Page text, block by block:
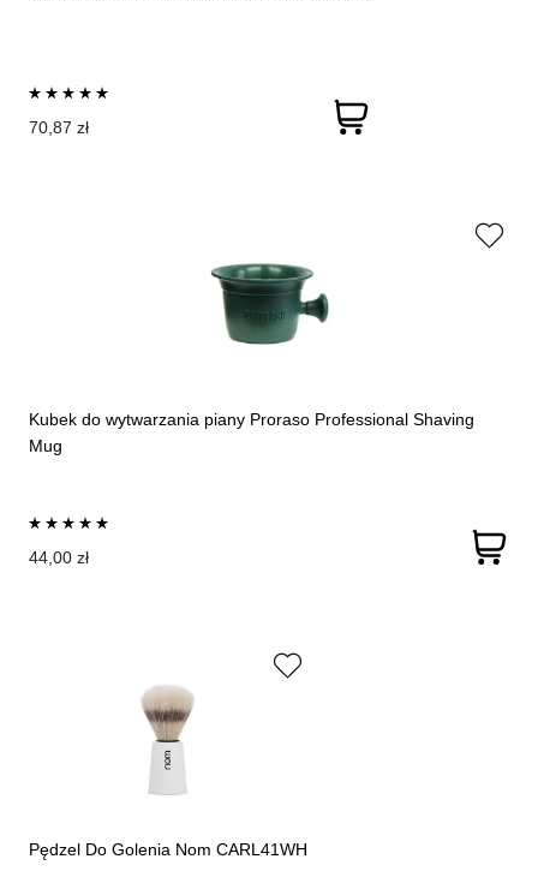
70,87 zł
Kubek do wytwarzania piany Proraso Professional Shaving
Mug
44,00 zł
Pędzel Do Golenia Nom CARL41WH